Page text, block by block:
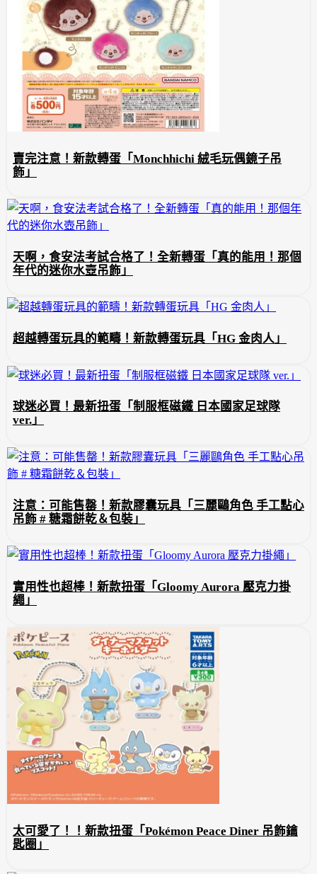
賣完注意！新款轉蛋「Monchhichi 絨毛玩偶鏡子吊
飾」
天啊，食安法考試合格了！全新轉蛋「真的能用！那個
年代的迷你水壺吊飾」
超越轉蛋玩具的範疇！新款轉蛋玩具「HG 金肉人」
球迷必買！最新扭蛋「制服框磁鐵 日本國家足球隊
ver.」
注意：可能售罄！新款膠囊玩具「三麗鷗角色 手工點心
吊飾 # 糖霜餅乾＆包裝」
實用性也超棒！新款扭蛋「Gloomy Aurora 壓克力掛
繩」
太可愛了！！新款扭蛋「Pokémon Peace Diner 吊飾鑰
匙圈」